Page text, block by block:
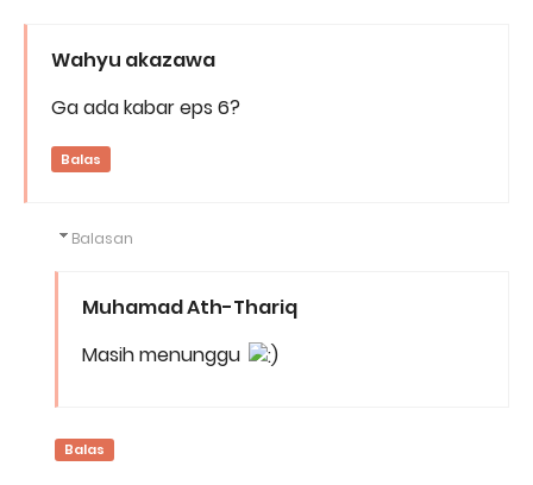
Wahyu akazawa
Ga ada kabar eps 6?
Balas
Balasan
Muhamad Ath-Thariq
Masih menunggu
Balas